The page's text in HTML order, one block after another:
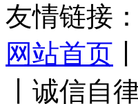
友情链接
网站首页
丨诚信自